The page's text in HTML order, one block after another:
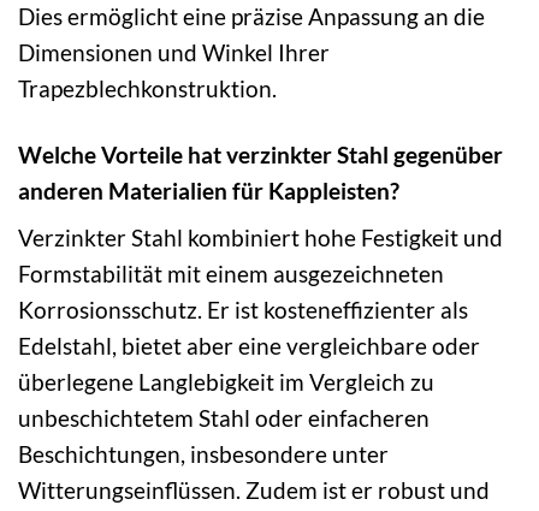
Dies ermöglicht eine präzise Anpassung an die
Dimensionen und Winkel Ihrer
Trapezblechkonstruktion.
Welche Vorteile hat verzinkter Stahl gegenüber
anderen Materialien für Kappleisten?
Verzinkter Stahl kombiniert hohe Festigkeit und
Formstabilität mit einem ausgezeichneten
Korrosionsschutz. Er ist kosteneffizienter als
Edelstahl, bietet aber eine vergleichbare oder
überlegene Langlebigkeit im Vergleich zu
unbeschichtetem Stahl oder einfacheren
Beschichtungen, insbesondere unter
Witterungseinflüssen. Zudem ist er robust und